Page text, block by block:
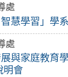
處
智慧學習」學
處
與家庭教育
明會